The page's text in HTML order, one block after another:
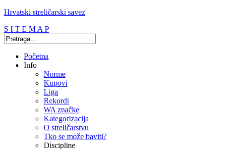
Hrvatski streličarski savez
S I T E M A P
Početna
Info
Norme
Kupovi
Liga
Rekordi
WA značke
Kategorizacija
O streličarstvu
Tko se može baviti?
Discipline